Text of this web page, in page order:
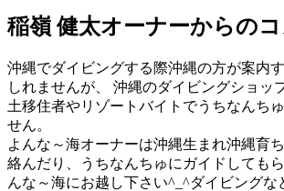
稲嶺 健太オーナーからの
沖縄でダイビングする際沖縄の方が案内
しれませんが、 沖縄のダイビングショッ
土移住者やリゾートバイトでうちなんち
せん。
よんな～海オーナーは沖縄生まれ沖縄育
絡んだり、うちなんちゅにガイドしても
んな～海にお越し下さい^_^ダイビングな